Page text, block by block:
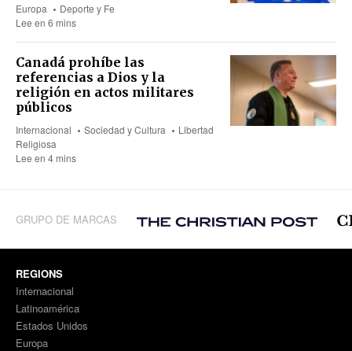
Europa
Deporte y Fe
Lee en 6 mins
Canadá prohíbe las
referencias a Dios y la
religión en actos militares
públicos
Internacional Sociedad y Cultura
Libertad
Religiosa
Lee en 4 mins
GRUPO DE MARCAS
REGIONS
Internacional
Latinoamérica
Estados Unidos
Europa